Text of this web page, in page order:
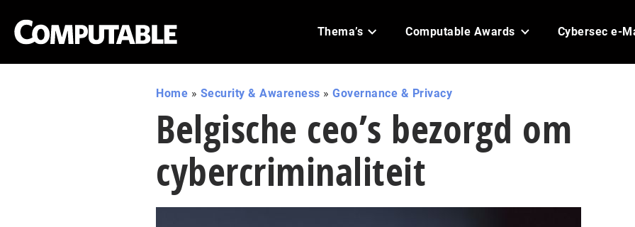
Thema’s Computable Awards Cybersec e-
Home » Security & Awareness » Governance & Privacy
Belgische ceo’s bezorgd om
cybercriminaliteit